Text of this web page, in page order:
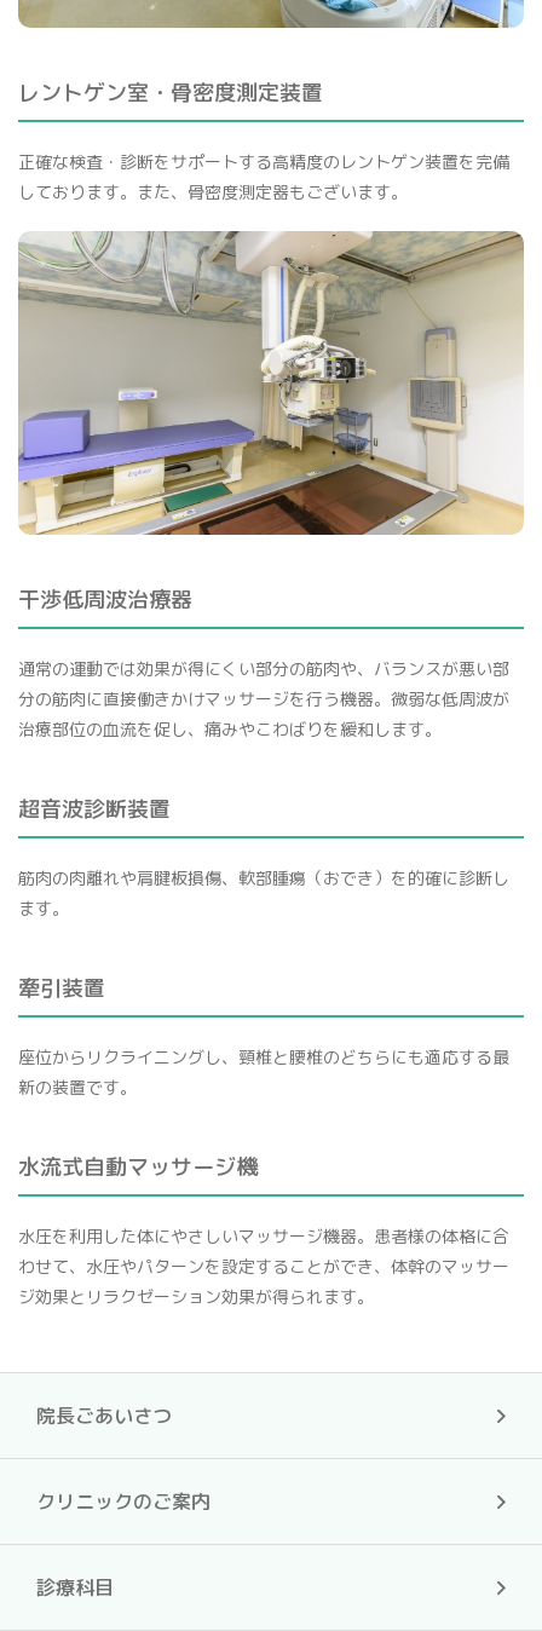
レントゲン室・骨密度測定装置
正確な検査・診断をサポートする高精度のレントゲン装置を完備
しております。また、骨密度測定器もございます。
干渉低周波治療器
通常の運動では効果が得にくい部分の筋肉や、バランスが悪い部
分の筋肉に直接働きかけマッサージを行う機器。微弱な低周波が
治療部位の血流を促し、痛みやこわばりを緩和します。
超音波診断装置
筋肉の肉離れや肩腱板損傷、軟部腫瘍（おでき）を的確に診断し
ます。
牽引装置
座位からリクライニングし、頸椎と腰椎のどちらにも適応する最
新の装置です。
水流式自動マッサージ機
水圧を利用した体にやさしいマッサージ機器。患者様の体格に合
わせて、水圧やパターンを設定することができ、体幹のマッサー
ジ効果とリラクゼーション効果が得られます。
院長ごあいさつ
クリニックのご案内
診療科目